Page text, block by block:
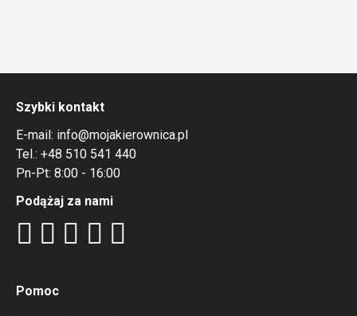
Szybki kontakt
E-mail: info@mojakierownica.pl
Tel.: +48 510 541 440
Pn-Pt: 8:00 - 16:00
Podążaj za nami
Pomoc